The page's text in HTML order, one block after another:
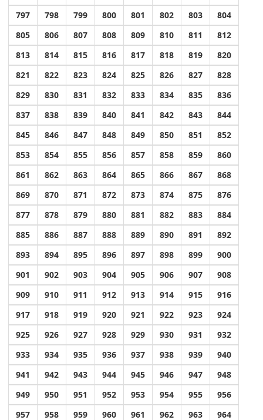
797
798 799 800 801 802 803
804
805
806 807 808 809 810 811
812
813
814 815 816 817 818 819
820
821
822 823 824 825 826 827
828
829
830 831 832 833 834 835
836
837
838 839 840 841 842 843
844
845
846 847 848 849 850 851
852
853
854 855 856 857 858 859
860
861
862 863 864 865 866 867
868
869
870 871 872 873 874 875
876
877
878 879 880 881 882 883
884
885
886 887 888 889 890 891
892
893
894 895 896 897 898 899
900
901
902 903 904 905 906 907
908
909
910 911 912 913 914 915
916
917
918 919 920 921 922 923
924
925
926 927 928 929 930 931
932
933
934 935 936 937 938 939
940
941
942 943 944 945 946 947
948
949
950 951 952 953 954 955
956
957
958 959 960 961 962 963 964